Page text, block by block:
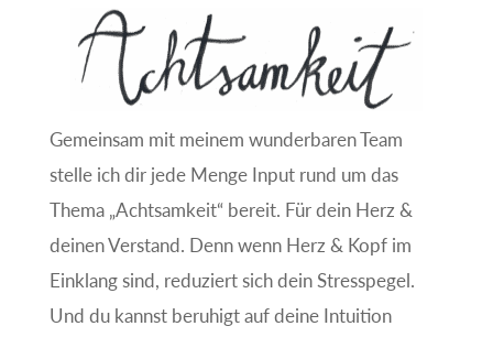
Gemeinsam mit meinem wunderbaren Team
stelle ich dir jede Menge Input rund um das
Thema „Achtsamkeit“ bereit. Für dein Herz &
deinen Verstand. Denn wenn Herz & Kopf im
Einklang sind, reduziert sich dein Stresspegel.
Und du kannst beruhigt auf deine Intuition